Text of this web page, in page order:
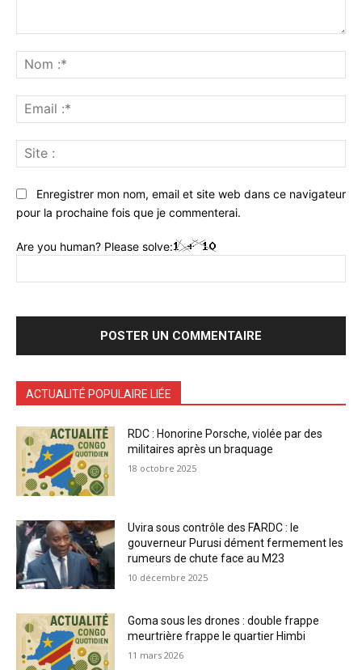
:*
:*
:
Enregistrer mon nom, email et site web dans ce navigateur
pour la prochaine fois que je commenterai.
Are you human? Please solve:
ACTUALITÉ POPULAIRE LIÉE
RDC : Honorine Porsche, violée par des
militaires après un braquage
18 octobre 2025
Uvira sous contrôle des FARDC : le
gouverneur Purusi dément fermement les
rumeurs de chute face au M23
10 décembre 2025
Goma sous les drones : double frappe
meurtrière frappe le quartier Himbi
11 mars 2026